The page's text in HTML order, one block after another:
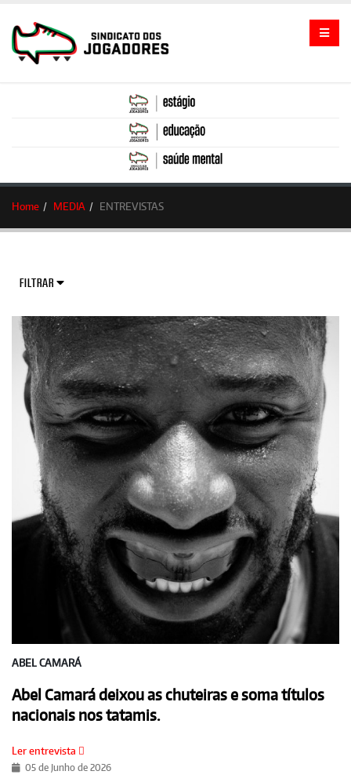
Home MEDIA ENTREVISTAS
FILTRAR
ABEL CAMARÁ
Abel Camará deixou as chuteiras e soma títulos
nacionais nos tatamis.
Ler entrevista
05 de Junho de 2026